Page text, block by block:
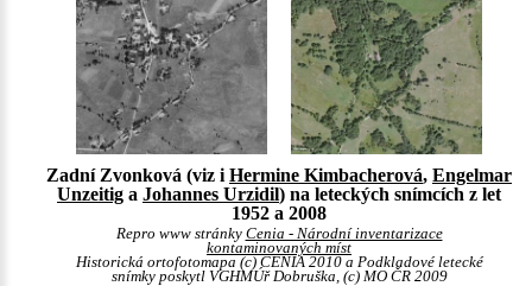
Zadní Zvonková (viz i Hermine Kimbacherová, Engelmar
Unzeitig a Johannes Urzidil) na leteckých snímcích z let
1952 a 2008
Repro www stránky Cenia - Národní inventarizace
kontaminovaných míst
Historická ortofotomapa (c) CENIA 2010 a Podkladové letecké
snímky poskytl VGHMÚř Dobruška, (c) MO ČR 2009